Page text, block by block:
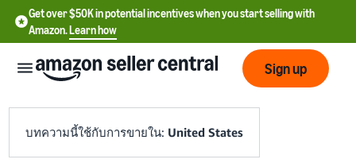
Get over $50K in potential incentives when you start selling with
Amazon.Learn how
Sign up
บทความนี้ใช้กับการขายใน: United States